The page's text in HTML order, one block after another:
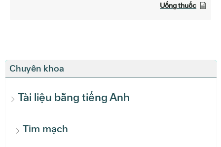
Chuyên khoa
Tài liệu bằng tiếng Anh
Tim mạch
Uống thuốc